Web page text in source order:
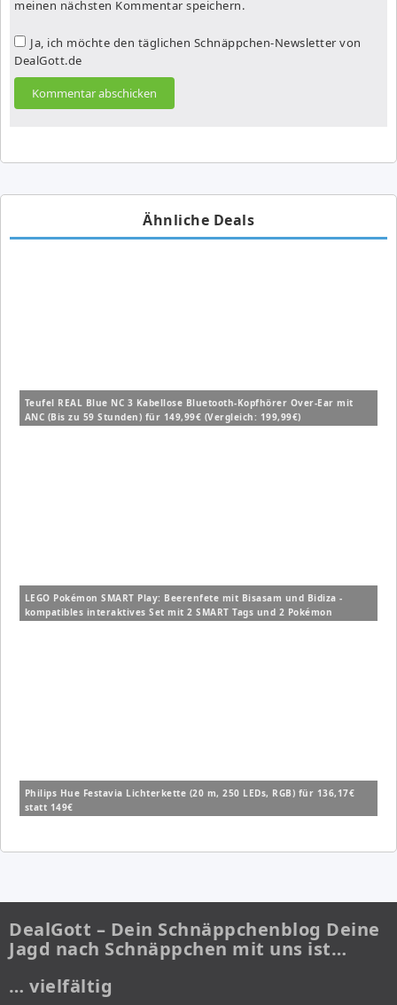
meinen nächsten Kommentar speichern.
Ja, ich möchte den täglichen Schnäppchen-Newsletter von
DealGott.de
Ähnliche Deals
Teufel REAL Blue NC 3 Kabellose Bluetooth-Kopfhörer Over-Ear mit
ANC (Bis zu 59 Stunden) für 149,99€ (Vergleich: 199,99€)
LEGO Pokémon SMART Play: Beerenfete mit Bisasam und Bidiza -
kompatibles interaktives Set mit 2 SMART Tags und 2 Pokémon
Philips Hue Festavia Lichterkette (20 m, 250 LEDs, RGB) für 136,17€
statt 149€
DealGott – Dein Schnäppchenblog Deine
Jagd nach Schnäppchen mit uns ist…
… vielfältig